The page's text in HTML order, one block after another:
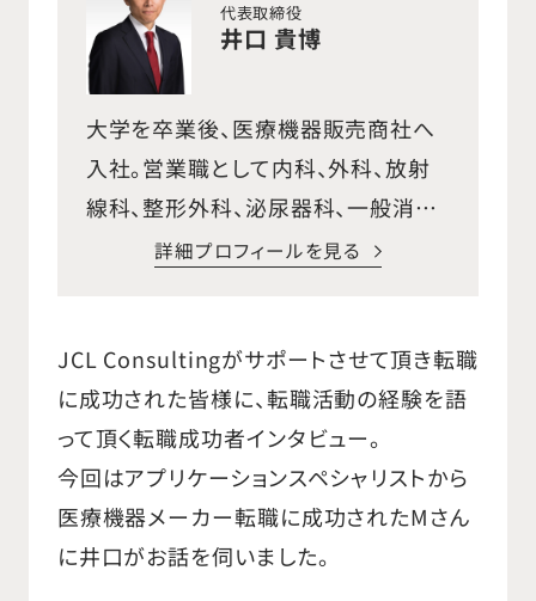
代表取締役
井口 貴博
大学を卒業後、医療機器販売商社へ
入社。営業職として内科、外科、放射
線科、整形外科、泌尿器科、一般消耗
品などの幅広い医療機器の販売を行
割などを学びました。 その後、専門性
の高い企業での仕事に憧れ、外資系
医療機器メーカーであるボストン・サ
イエンティフィック ジャパン株式会
社に入社し、脳血管内治療、四肢末梢
の血管内治療、人工血管などの営業
詳細プロフィールを見る
JCL Consultingがサポートさせて頂き転職
に成功された皆様に、転職活動の経験を語
って頂く転職成功者インタビュー。
今回はアプリケーションスペシャリストから
医療機器メーカー転職に成功されたMさん
に井口がお話を伺いました。